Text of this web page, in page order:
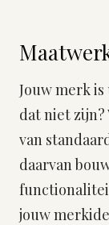
Jouw merk
dat niet zijn?
van
daarvan
jouw